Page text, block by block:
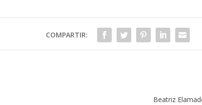
COMPARTIR:
Beatriz